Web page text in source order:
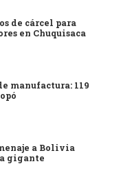
de cárcel para
en Chuquisaca
manufactura: 119
a Bolivia
gigante